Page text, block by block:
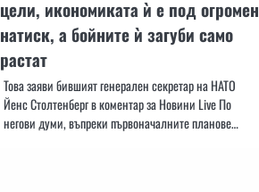
цели, икономиката ѝ е под огромен
натиск, а бойните ѝ загуби само
растат
Това заяви бившият генерален секретар на НАТО
Йенс Столтенберг в коментар за Новини Live По
негови думи, въпреки първоначалните планове…